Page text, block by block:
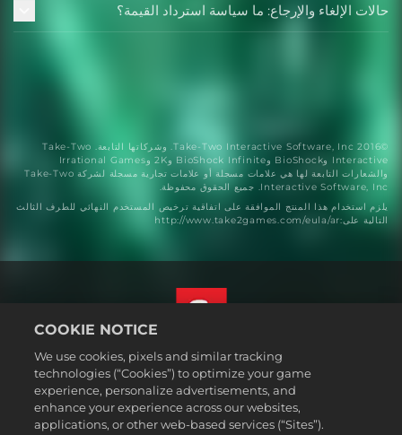
حالات الإلغاء والإرجاع: ما سياسة استرداد القيمة؟
©2016 Take-Two Interactive Software, Inc. وشركاتها التابعة. Take-Two
Interactive وBioShock وBioShock Infinite و2K وIrrational Games
والشعارات التابعة لها هي علامات مسجلة أو علامات تجارية مسجلة لشركة Take-Two
Interactive Software, Inc. جميع الحقوق محفوظة.
يلزم استخدام هذا المنتج الموافقة على اتفاقية ترخيص المستخدم النهائي للطرف الثالث
التالية على:http://www.take2games.com/eula/ar
القسم القانوني
سياسة الخصوصية
العربية
COOKIE NOTICE
We use cookies, pixels and similar tracking
technologies (“Cookies”) to optimize your game
experience, personalize advertisements, and
enhance your experience across our websites,
applications, or other web-based services (“Sites”).